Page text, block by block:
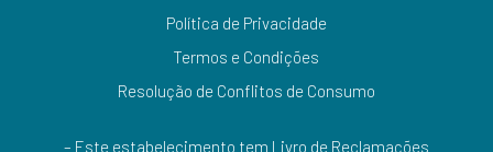
Política de Privacidade
Termos e Condições
Resolução de Conflitos de Consumo
– Este estabelecimento tem Livro de Reclamações